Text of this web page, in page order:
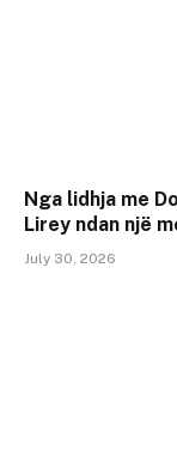
Nga lidhja me
Lirey ndan një
July 30, 2026